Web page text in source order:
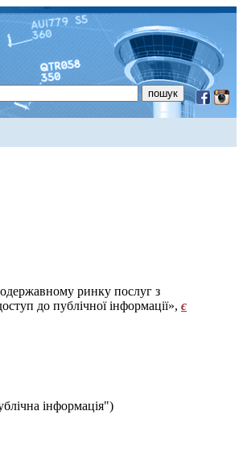
ринку послуг з
до публічної інформації», є
інформація")